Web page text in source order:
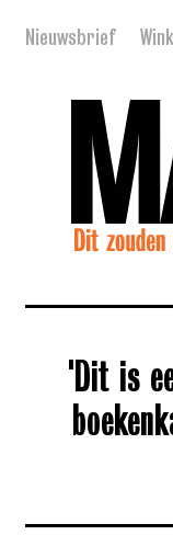
Nieuwsbrief
'Dit is